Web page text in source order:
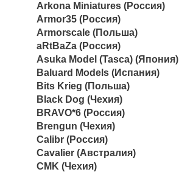
Arkona Miniatures (Россия)
Armor35 (Россия)
Armorscale (Польша)
aRtBaZa (Россия)
Asuka Model (Tasca) (Япония)
Baluard Models (Испания)
Bits Krieg (Польша)
Black Dog (Чехия)
BRAVO*6 (Россия)
Brengun (Чехия)
Calibr (Россия)
Cavalier (Австралия)
CMK (Чехия)